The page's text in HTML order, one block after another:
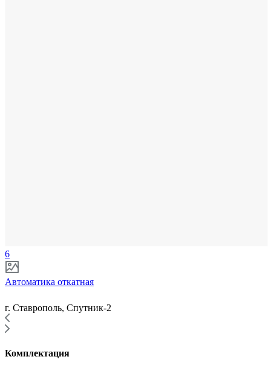
6
Автоматика откатная
г. Ставрополь, Спутник-2
Комплектация